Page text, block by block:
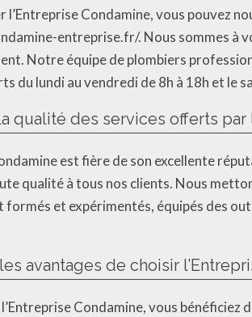
l’Entreprise Condamine, vous pouvez
entreprise.fr/. Nous sommes à
Notre équipe de plombiers
du lundi au vendredi de 8h à 18h et le
qualité des services offerts par
est fière de son excellente
qualité à tous nos clients. Nous
formés et expérimentés, équipés des
avantages de choisir
Condamine, vous